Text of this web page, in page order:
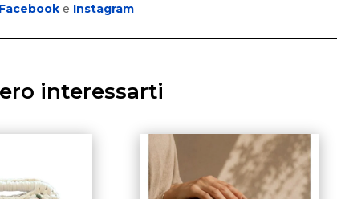
Facebook e Instagram
interessarti